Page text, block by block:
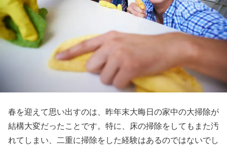
春を迎えて思い出すのは、昨年末大晦日の家中の大掃除が
結構大変だったことです。特に、床の掃除をしてもまた汚
れてしまい、二重に掃除をした経験はあるのではないでし